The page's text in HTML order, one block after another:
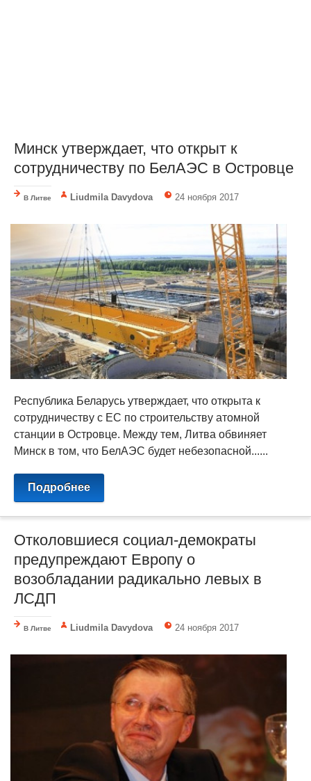
Минск утверждает, что открыт к
сотрудничеству по БелАЭС в Островце
В Литве Liudmila Davydova 24 ноября 2017
Республика Беларусь утверждает, что открыта к
сотрудничеству с ЕС по строительству атомной
станции в Островце. Между тем, Литва обвиняет
Минск в том, что БелАЭС будет небезопасной......
Подробнее
Отколовшиеся социал-демократы
предупреждают Европу о
возобладании радикально левых в
ЛСДП
В Литве Liudmila Davydova 24 ноября 2017